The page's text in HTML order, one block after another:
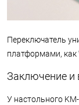
Переключатель
платформами, как
Заключение и
У настольного